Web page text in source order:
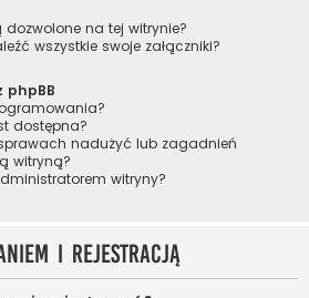
dozwolone na tej witrynie?
wszystkie swoje załączniki?
phpBB
dostępna?
nadużyć lub zagadnień
witryną?
witryny?
i rejestracją